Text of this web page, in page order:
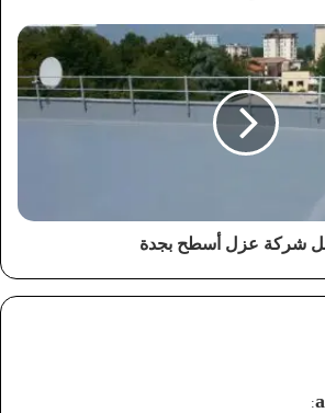
شركة عزل أسطح بجدة
: